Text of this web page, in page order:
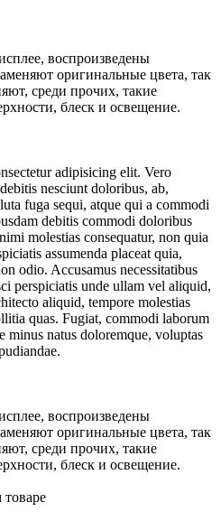
воспроизведены
оригинальные цвета, так
среди прочих, такие
блеск и освещение.
adipisicing elit. Vero
nesciunt doloribus, ab,
fuga sequi, atque qui a commodi
debitis commodi doloribus
molestias consequatur, non quia
assumenda placeat quia,
odio. Accusamus necessitatibus
perspiciatis unde ullam vel aliquid,
aliquid, tempore molestias
quas. Fugiat, commodi laborum
minus natus doloremque, voluptas
воспроизведены
оригинальные цвета, так
среди прочих, такие
блеск и освещение.
товаре